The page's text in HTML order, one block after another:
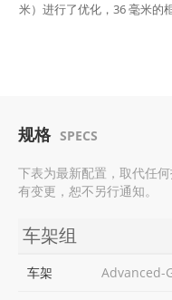
米）进行了优化，36 毫米的
规格 SPECS
下表为最新配置，取代任
有变更，恕不另行通知。
车架组
车架 Advanced-